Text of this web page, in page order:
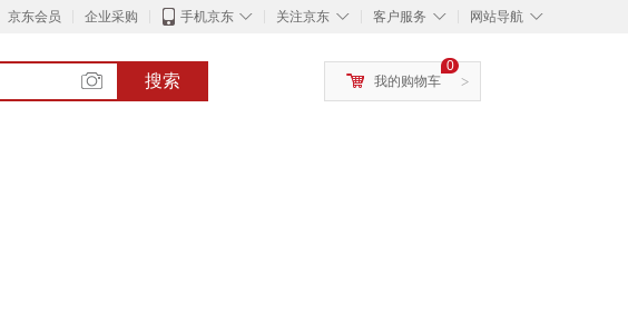
京东会员 企业采购 ◇
手机京东 ◇
关注京东 ◇
客户服务 ◇
网站导航
搜索 >
0
我的购物车